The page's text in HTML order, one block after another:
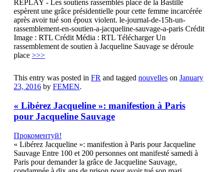
REPLAY - Les soutiens rassemblés place de la Bastille
espèrent une grâce présidentielle pour cette femme incarcérée
après avoir tué son époux violent. le-journal-de-15h-un-
rassemblement-en-soutien-a-jacqueline-sauvage-a-paris Crédit
Image : RTL Crédit Média : RTL Télécharger Un
rassemblement de soutien à Jacqueline Sauvage se déroule
place >>>
This entry was posted in FR and tagged nouvelles on January
23, 2016 by FEMEN.
« Libérez Jacqueline »: manifestion à Paris
pour Jacqueline Sauvage
Прокоментуй!
« Libérez Jacqueline »: manifestion à Paris pour Jacqueline
Sauvage Entre 100 et 200 personnes ont manifesté samedi à
Paris pour demander la grâce de Jacqueline Sauvage,